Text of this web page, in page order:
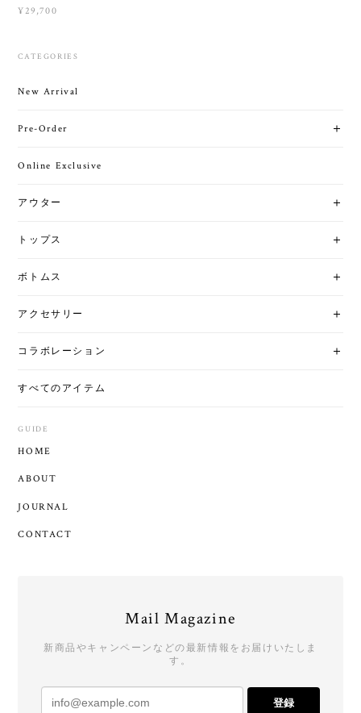
¥29,700
CATEGORIES
New Arrival
Pre-Order
Online Exclusive
アウター
トップス
ボトムス
アクセサリー
コラボレーション
すべてのアイテム
GUIDE
HOME
ABOUT
JOURNAL
CONTACT
Mail Magazine
新商品やキャンペーンなどの最新情報をお届けいたしま
す。
登録